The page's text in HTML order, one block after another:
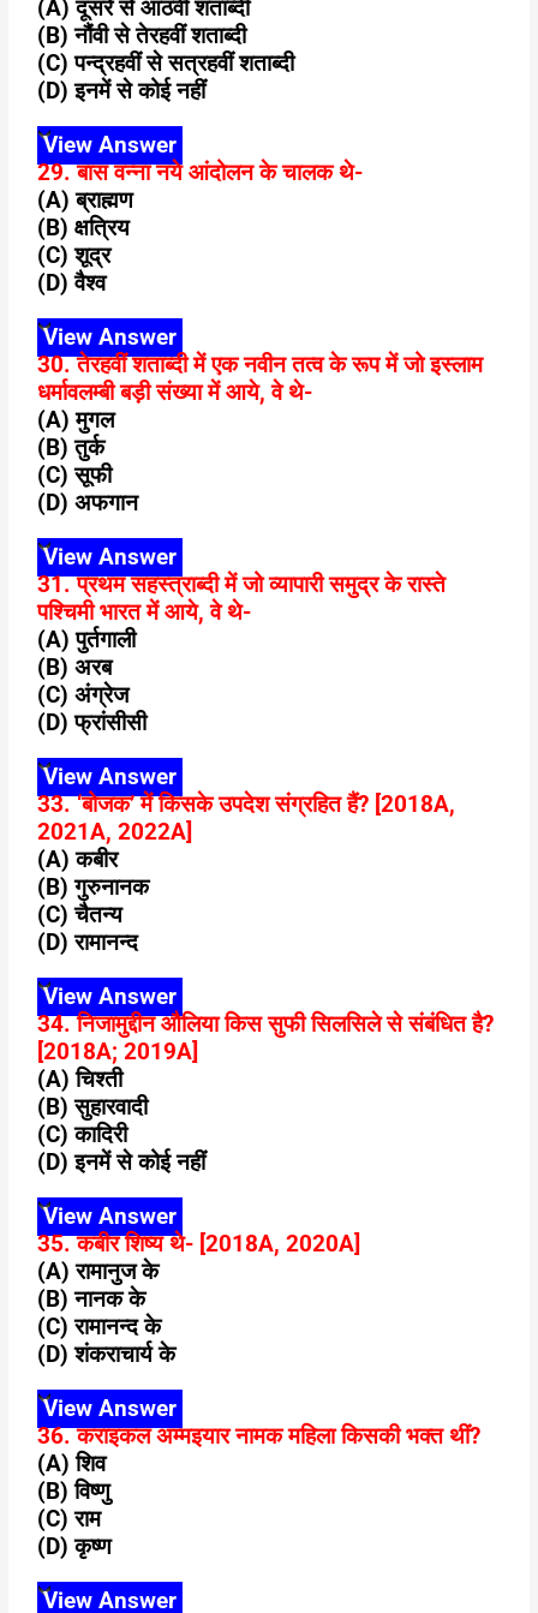
(A) दूसरे से आठवीं शताब्दी
(B) नौंवी से तेरहवीं शताब्दी
(C) पन्द्रहवीं से सत्रहवीं शताब्दी
(D) इनमें से कोई नहीं
View Answer
29. बास वन्ना नये आंदोलन के चालक थे-
(A) ब्राह्मण
(B) क्षत्रिय
(C) शूद्र
(D) वैश्व
View Answer
30. तेरहवीं शताब्दी में एक नवीन तत्व के रूप में जो इस्लाम
धर्मावलम्बी बड़ी संख्या में आये, वे थे-
(A) मुगल
(B) तुर्क
(C) सूफी
(D) अफगान
View Answer
31. प्रथम सहस्त्राब्दी में जो व्यापारी समुद्र के रास्ते
पश्चिमी भारत में आये, वे थे-
(A) पुर्तगाली
(B) अरब
(C) अंग्रेज
(D) फ्रांसीसी
View Answer
33. ‘बोजक’ में किसके उपदेश संग्रहित हैं? [2018A,
2021A, 2022A]
(A) कबीर
(B) गुरुनानक
(C) चैतन्य
(D) रामानन्द
View Answer
34. निजामुद्दीन औलिया किस सुफी सिलसिले से संबंधित है?
[2018A; 2019A]
(A) चिश्ती
(B) सुहारवादी
(C) कादिरी
(D) इनमें से कोई नहीं
View Answer
35. कबीर शिष्य थे- [2018A, 2020A]
(A) रामानुज के
(B) नानक के
(C) रामानन्द के
(D) शंकराचार्य के
View Answer
36. कराइकल अम्मइयार नामक महिला किसकी भक्त थीं?
(A) शिव
(B) विष्णु
(C) राम
(D) कृष्ण
View Answer